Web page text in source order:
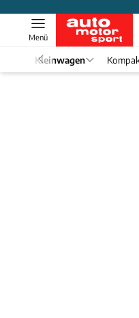
Menü
Kleinwagen